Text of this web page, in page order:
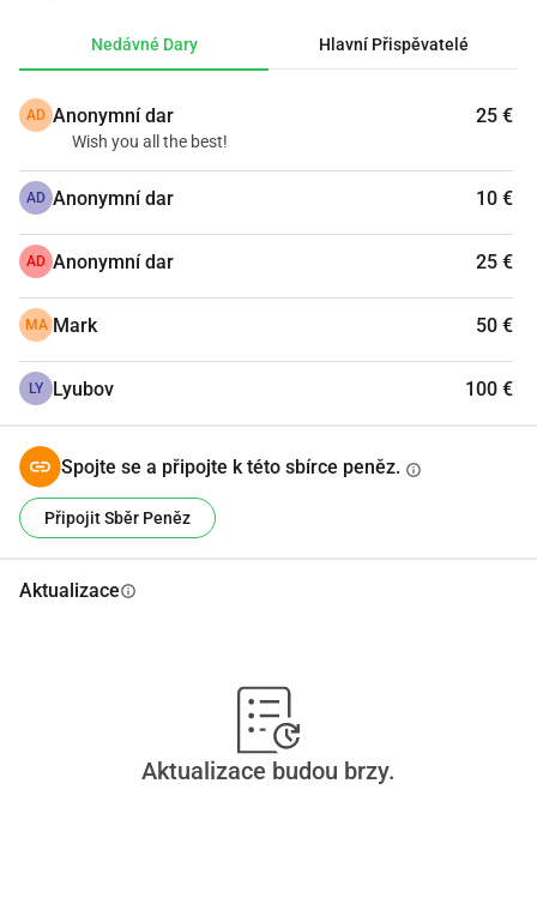
splacení dluhů, které po sobě otec zanechal, a na to, abych
lidé, kteří mi mohou pomoci nést tíhu, kterou nemohu unést
sám. Jsem nesmírně vděčný každému, kdo se rozhodne
mě v tomto boji podpořit. <3
Nedávné Dary Hlavní Přispěvatelé
AD Anonymní dar 25 €
Wish you all the best!
AD Anonymní dar 10 €
AD Anonymní dar 25 €
MA Mark 50 €
LY Lyubov 100 €
Spojte se a připojte k této sbírce peněz. info
Připojit Sběr Peněz
Aktualizaceinfo
Aktualizace budou brzy.